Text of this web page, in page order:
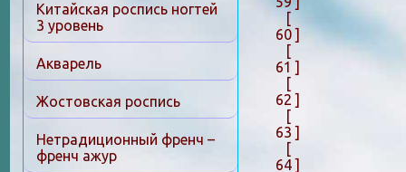
[
60 ]
[
61 ]
[
62 ]
[
63 ]
[
64 ]
Китайская роспись ногтей
3 уровень
Акварель
Жостовская роспись
Нетрадиционный френч –
френч ажур